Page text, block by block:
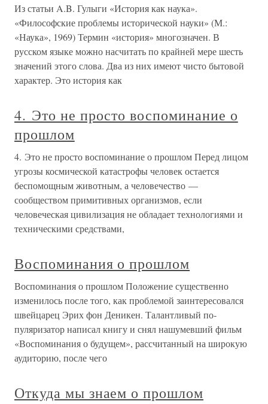
Из статьи A.B. Гулыги «История как наука».
«Философские проблемы исторической науки» (М.:
«Наука», 1969) Термин «история» многозначен. В
русском языке можно насчитать по крайней мере шесть
значений этого слова. Два из них имеют чисто бытовой
характер. Это история как
4. Это не просто воспоминание о
прошлом
4. Это не просто воспоминание о прошлом Перед лицом
угрозы космической катастрофы человек остается
беспомощным животным, а человечество —
сообществом примитивных организмов, если
человеческая цивилизация не обладает технологиями и
техническими средствами,
Воспоминания о прошлом
Воспоминания о прошлом Положение существенно
изменилось после того, как проблемой заинтересовался
швейцарец Эрих фон Деникен. Талантливый по­
пуляризатор написал книгу и снял нашумевший фильм
«Воспо­минания о будущем», рассчитанный на широкую
аудиторию, пос­ле чего
Откуда мы знаем о прошлом